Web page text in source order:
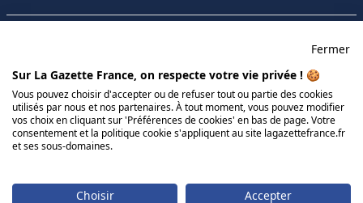
CGU/CGV
Données personnelles
Charte sur les cookies
© 2026 La Gazette France
Fermer
Sur La Gazette France, on respecte votre vie privée ! 🍪
Vous pouvez choisir d'accepter ou de refuser tout ou partie des cookies
utilisés par nous et nos partenaires. À tout moment, vous pouvez modifier
vos choix en cliquant sur 'Préférences de cookies' en bas de page. Votre
consentement et la politique cookie s'appliquent au site lagazettefrance.fr
et ses sous-domaines.
Choisir Accepter